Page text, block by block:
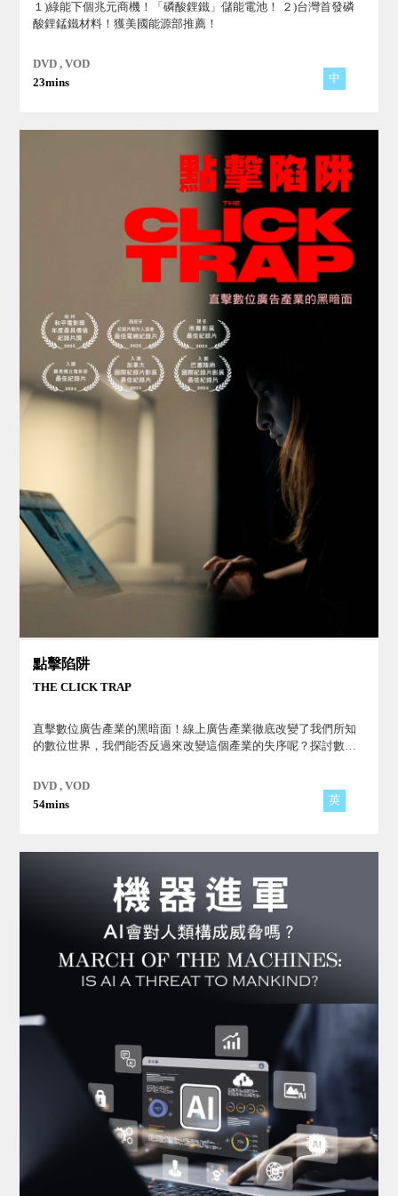
１)綠能下個兆元商機！「磷酸鋰鐵」儲能電池！ ２)台灣首發磷
酸鋰錳鐵材料！獲美國能源部推薦！
DVD , VOD
23mins
中
點擊陷阱
THE CLICK TRAP
直擊數位廣告產業的黑暗面！線上廣告產業徹底改變了我們所知
的數位世界，我們能否反過來改變這個產業的失序呢？探討數位
機！
DVD , VOD
54mins
英